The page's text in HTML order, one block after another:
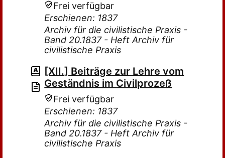
Frei verfügbar
Erschienen: 1837
Archiv für die civilistische Praxis -
Band 20.1837 - Heft Archiv für
civilistische Praxis
[XII.] Beiträge zur Lehre vom
Geständnis im Civilprozeß
Frei verfügbar
Erschienen: 1837
Archiv für die civilistische Praxis -
Band 20.1837 - Heft Archiv für
civilistische Praxis